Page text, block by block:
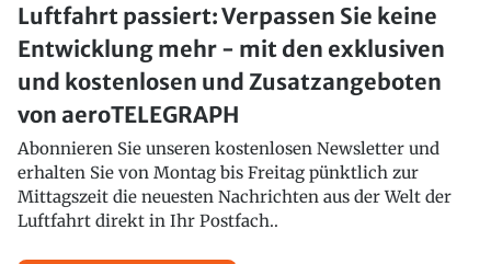
Luftfahrt passiert: Verpassen Sie keine
Entwicklung mehr - mit den exklusiven
und kostenlosen und Zusatzangeboten
von aeroTELEGRAPH
Abonnieren Sie unseren kostenlosen Newsletter und
erhalten Sie von Montag bis Freitag pünktlich zur
Mittagszeit die neuesten Nachrichten aus der Welt der
Luftfahrt direkt in Ihr Postfach..